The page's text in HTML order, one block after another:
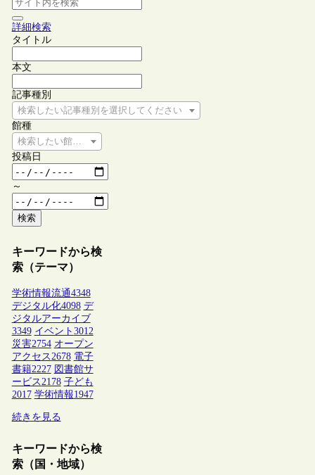
詳細検索
タイトル
本文
記事種別
検索したい記事種別を選択してください
館種
検索したい館種を選択してください
投稿日
～
検索
キーワードから検
索（テーマ）
学術情報流通4348
デジタル化4098 デ
ジタルアーカイブ
3349 イベント 3012
災害2754 オープン
アクセス 2678 電子
書籍2227 図書館サ
ービス 2178 子ども
2017 学術情報1947
続きを見る
キーワードから検
索（国・地域）